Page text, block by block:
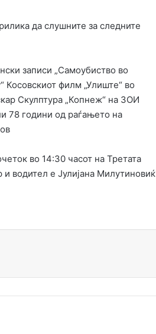
да слушните за следните
записи „Самоубиство во
Косовскиот филм „Улиште“ во
Скулптура „Копнеж“ на ЗОИ
78 години од раѓањето на
во 14:30 часот на Третата
водител е Јулијана Милутиновиќ